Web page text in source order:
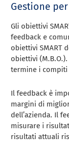
Gestione
Gli obiettivi
feedback e
obiettivi SMART
obiettivi
termine i
Il feedback è
margini di
dell’azienda. Il
misurare i
risultati attuali